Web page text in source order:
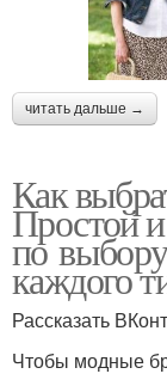
читать дальше →
Как
Простой
по
каждого
Рассказать
Чтобы модные